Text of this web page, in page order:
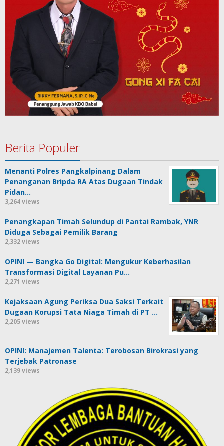
Berita Populer
Menanti Polres Pangkalpinang Dalam
Penanganan Bripda RA Atas Dugaan Tindak
Pidan…
3,264 views
Penangkapan Timah Selundup di Pantai Rambak, YNR
Diduga Sebagai Pemilik Barang
2,332 views
OPINI — Bangka Go Digital: Mengukur Keberhasilan
Transformasi Digital Layanan Pu…
2,271 views
Kejaksaan Agung Periksa Dua Saksi Terkait
Dugaan Korupsi Tata Niaga Timah di PT …
2,205 views
OPINI: Manajemen Talenta: Terobosan Birokrasi yang
Terjebak Patronase
2,139 views